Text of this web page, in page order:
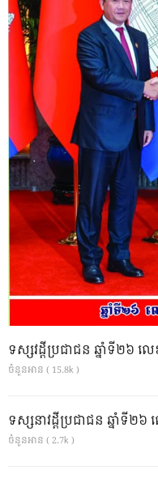
ទស្សវដ្តីប្រជាជន ឆ្នាំទី២៦ ល
ចំនួនអាន ( 15.8k )
ទស្សនាវដ្ដីប្រជាជន ឆ្នាំទី២
ចំនួនអាន ( 2.7k )